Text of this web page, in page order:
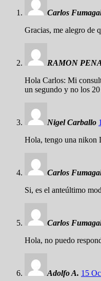
Carlos
Gracias, me alegro de
RAMON
Hola Carlos: Mi
un segundo y no los
Nigel Carballo
Hola, tengo una nikon
Carlos
Si, es el anteúltimo
Carlos
Hola, no puedo
Adolfo A. 15